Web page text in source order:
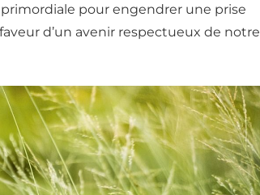
primordiale pour engendrer une prise
d’un avenir respectueux de notre